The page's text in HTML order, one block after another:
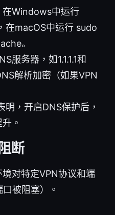
在Windows中运行
macOS中运行 sudo
。
服务器，如1.1.1.1和
解析加密（如果VPN
，开启DNS保护后，
。
断
对特定VPN协议和端
被阻塞）。